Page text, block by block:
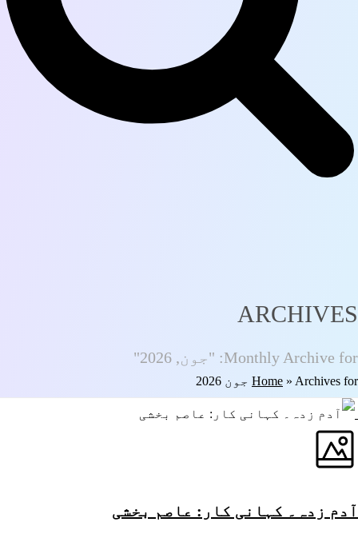
ARCHIVES
Monthly Archive for: "جون, 2026"
Home » Archives for جون 2026
آدم زدہ۔ کہانی کار: عاصم بخشی